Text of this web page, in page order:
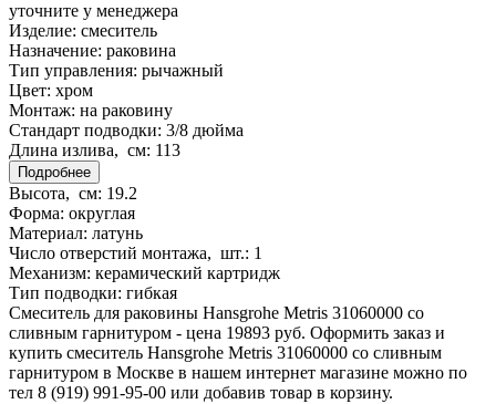
уточните у менеджера
Изделие: смеситель
Назначение: раковина
Тип управления: рычажный
Цвет: хром
Монтаж: на раковину
Стандарт подводки: 3/8 дюйма
Длина излива, см: 113
Подробнее
Высота, см: 19.2
Форма: округлая
Материал: латунь
Число отверстий монтажа, шт.: 1
Механизм: керамический картридж
Тип подводки: гибкая
Смеситель для раковины Hansgrohe Metris 31060000 со
сливным гарнитуром - цена 19893 руб. Оформить заказ и
купить смеситель Hansgrohe Metris 31060000 со сливным
гарнитуром в Москве в нашем интернет магазине можно по
тел 8 (919) 991-95-00 или добавив товар в корзину.